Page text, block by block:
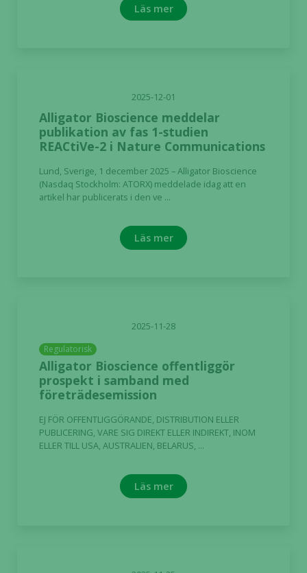
Läs mer
2025-12-01
Alligator Bioscience meddelar
publikation av fas 1-studien
REACtiVe-2 i Nature Communications
Lund, Sverige, 1 december 2025 – Alligator Bioscience
(Nasdaq Stockholm: ATORX) meddelade idag att en
artikel har publicerats i den ve ...
Läs mer
2025-11-28
Regulatorisk
Alligator Bioscience offentliggör
prospekt i samband med
företrädesemission
EJ FÖR OFFENTLIGGÖRANDE, DISTRIBUTION ELLER
PUBLICERING, VARE SIG DIREKT ELLER INDIREKT, INOM
ELLER TILL USA, AUSTRALIEN, BELARUS, ...
Läs mer